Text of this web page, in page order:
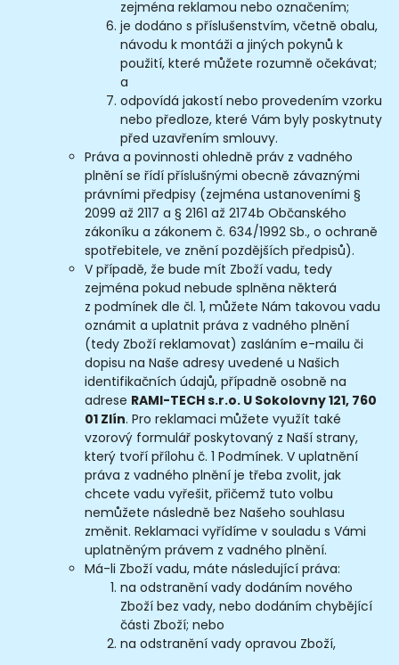
zejména reklamou nebo označením;
je dodáno s příslušenstvím, včetně obalu,
návodu k montáži a jiných pokynů k
použití, které můžete rozumně očekávat;
a
odpovídá jakostí nebo provedením vzorku
nebo předloze, které Vám byly poskytnuty
před uzavřením smlouvy.
Práva a povinnosti ohledně práv z vadného
plnění se řídí příslušnými obecně závaznými
právními předpisy (zejména ustanoveními §
2099 až 2117 a § 2161 až 2174b Občanského
zákoníku a zákonem č. 634/1992 Sb., o ochraně
spotřebitele, ve znění pozdějších předpisů).
V případě, že bude mít Zboží vadu, tedy
zejména pokud nebude splněna některá
z podmínek dle čl. 1, můžete Nám takovou vadu
oznámit a uplatnit práva z vadného plnění
(tedy Zboží reklamovat) zasláním e-mailu či
dopisu na Naše adresy uvedené u Našich
identifikačních údajů, případně osobně na
adrese RAMI-TECH s.r.o. U Sokolovny 121, 760
01 Zlín. Pro reklamaci můžete využít také
vzorový formulář poskytovaný z Naší strany,
který tvoří přílohu č. 1 Podmínek. V uplatnění
práva z vadného plnění je třeba zvolit, jak
chcete vadu vyřešit, přičemž tuto volbu
nemůžete následně bez Našeho souhlasu
změnit. Reklamaci vyřídíme v souladu s Vámi
uplatněným právem z vadného plnění.
Má-li Zboží vadu, máte následující práva:
na odstranění vady dodáním nového
Zboží bez vady, nebo dodáním chybějící
části Zboží; nebo
na odstranění vady opravou Zboží,